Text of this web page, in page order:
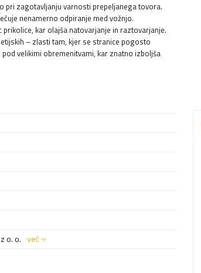
pri zagotavljanju varnosti prepeljanega tovora.
nenamerno odpiranje med vožnjo.
kar olajša natovarjanje in raztovarjanje.
– zlasti tam, kjer se stranice pogosto
velikimi obremenitvami, kar znatno izboljša
o. o. več